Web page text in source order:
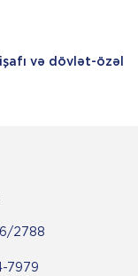
və dövlət-özəl
2788
7979